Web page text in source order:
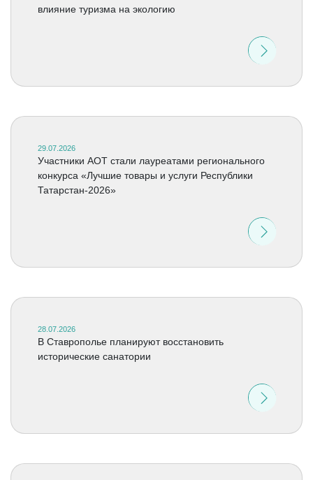
влияние туризма на экологию
29.07.2026
Участники АОТ стали лауреатами регионального
конкурса «Лучшие товары и услуги Республики
Татарстан-2026»
28.07.2026
В Ставрополье планируют восстановить
исторические санатории